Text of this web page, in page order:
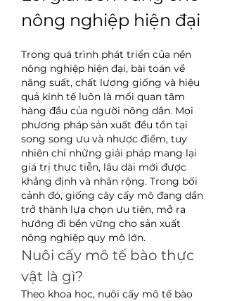
nông nghiệp hiện đại
Trong quá trình phát triển của nền
nông nghiệp hiện đại, bài toán về
năng suất, chất lượng giống và hiệu
quả kinh tế luôn là mối quan tâm
hàng đầu của người nông dân. Mọi
phương pháp sản xuất đều tồn tại
song song ưu và nhược điểm, tuy
nhiên chỉ những giải pháp mang lại
giá trị thực tiễn, lâu dài mới được
khẳng định và nhân rộng. Trong bối
cảnh đó, giống cây cấy mô đang dần
trở thành lựa chọn ưu tiên, mở ra
hướng đi bền vững cho sản xuất
nông nghiệp quy mô lớn.
Nuôi cấy mô tế bào thực
vật là gì?
Theo khoa học, nuôi cấy mô tế bào